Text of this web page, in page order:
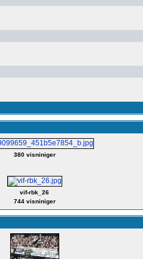
380 visniniger
vif-rbk_26
744 visniniger